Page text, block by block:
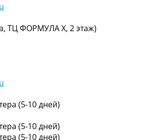
ТЦ ФОРМУЛА Х, 2 этаж)
(5-10 дней)
(5-10 дней)
(5-10 дней)